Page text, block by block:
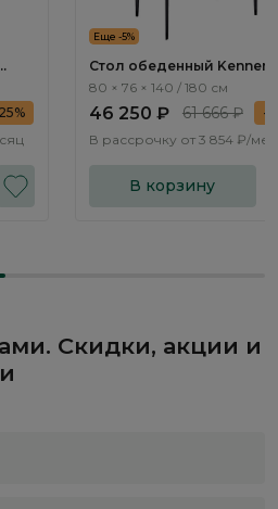
Еще -5%
Стол обеденный Kenner
KR1400 Черный / Мрамор
белый глянец
80 × 76 × 140 / 180 см
46 250 ₽ 61 666 ₽
-
В рассрочку от 3 854 ₽/
В корзину
Скидки, акции и